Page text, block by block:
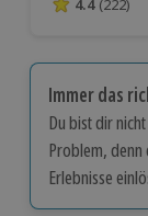
4.4 von 5
Immer das
Du bist dir
Problem,
Erlebnisse